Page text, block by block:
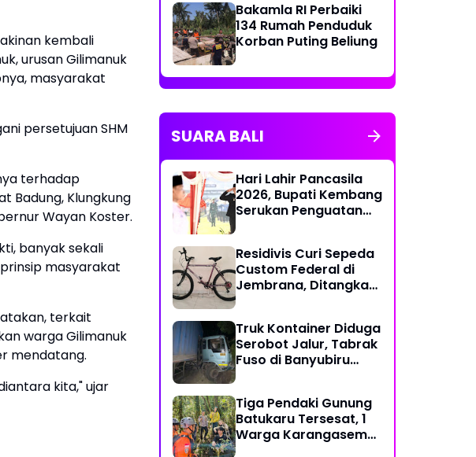
kembali
urusan Gilimanuk
masyarakat
persetujuan SHM
terhadap
Badung, Klungkung
Wayan Koster.
banyak sekali
masyarakat
terkait
warga Gilimanuk
mendatang.
kita," ujar
Bakamla RI Perbaiki
134 Rumah Penduduk
Korban Puting Beliung
SUARA BALI
Hari Lahir Pancasila
2026, Bupati Kembang
Serukan Penguatan
Tengah Tantangan
Global
Residivis Curi Sepeda
Custom Federal di
Jembrana, Ditangkap
Truk Kontainer Diduga
Serobot Jalur, Tabrak
Fuso di Banyubiru
Tiga Pendaki Gunung
Batukaru Tersesat, 1
Warga Karangasem